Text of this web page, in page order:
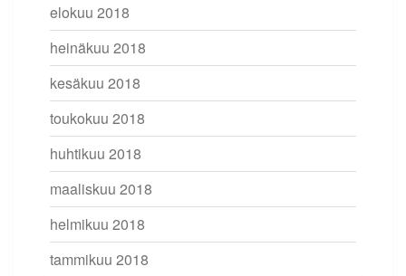
elokuu 2018
heinäkuu 2018
kesäkuu 2018
toukokuu 2018
huhtikuu 2018
maaliskuu 2018
helmikuu 2018
tammikuu 2018